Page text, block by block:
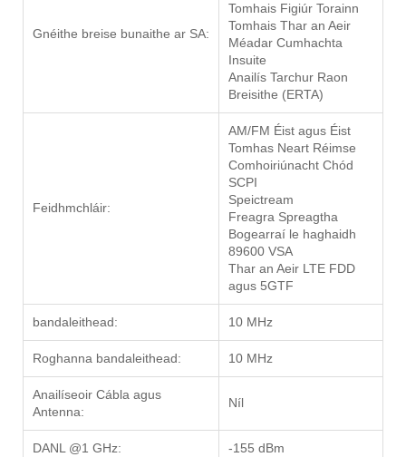
Gnéithe breise bunaithe ar SA:
Tomhais Figiúr Torainn
Tomhais Thar an Aeir
Méadar Cumhachta
Insuite
Anailís Tarchur Raon
Breisithe (ERTA)
Feidhmchláir:
AM/FM Éist agus Éist
Tomhas Neart Réimse
Comhoiriúnacht Chód
SCPI
Speictream
Freagra Spreagtha
Bogearraí le haghaidh
89600 VSA
Thar an Aeir LTE FDD
agus 5GTF
bandaleithead: 10 MHz
Roghanna bandaleithead: 10 MHz
Anailíseoir Cábla agus
Antenna:
Níl
DANL @1 GHz: -155 dBm